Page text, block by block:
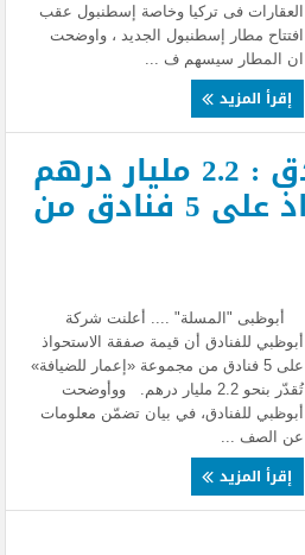
العقارات فى تركيا وخاصة إسطنبول عقب
افتتاح مطار إسطنبول الجديد ، واوضحت
ان المطار سيسهم ف ...
إقرأ المزيد
أبوظبي للفنادق : 2.2 مليار درهم
قيمة الاستحواذ على 5 فنادق من
أبوظبى "المسلة" .... أعلنت شركة
أبوظبي للفنادق أن قيمة صفقة الاستحواذ
على 5 فنادق من مجموعة «إعمار للضيافة»
تُقدّر بنحو 2.2 مليار درهم. ووأوضحت
أبوظبي للفنادق، في بيان تضمّن معلومات
عن الصف ...
إقرأ المزيد